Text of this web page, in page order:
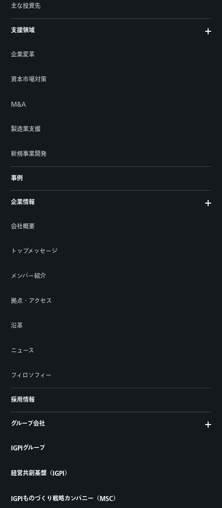
主な投資先
支援領域
企業変革
資本市場対策
M&A
製造業支援
新規事業開発
事例
企業情報
会社概要
トップメッセージ
メンバー紹介
拠点・アクセス
沿革
ニュース
フィロソフィー
採用情報
グループ会社
IGPIグループ
経営共創基盤（IGPI）
IGPIものづくり戦略カンパニー（MSC）